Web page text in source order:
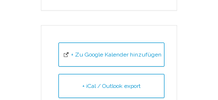
+ Zu Google Kalender hinzufügen
+ iCal / Outlook export